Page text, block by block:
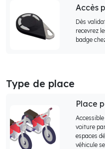
Accès
Dès
recevrez
badge
Type de place
Place
voiture
espaces
véhicule